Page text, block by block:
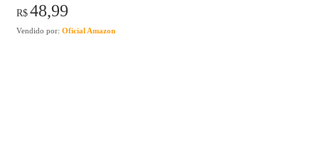
R$ 48,99
Vendido por: Oficial Amazon